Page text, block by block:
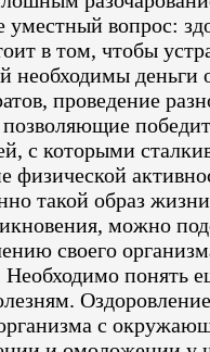
уместный вопрос:
в том, чтобы
необходимы деньги
проведение
с которыми
физической
такой образ
можно
своего
Необходимо понять
с